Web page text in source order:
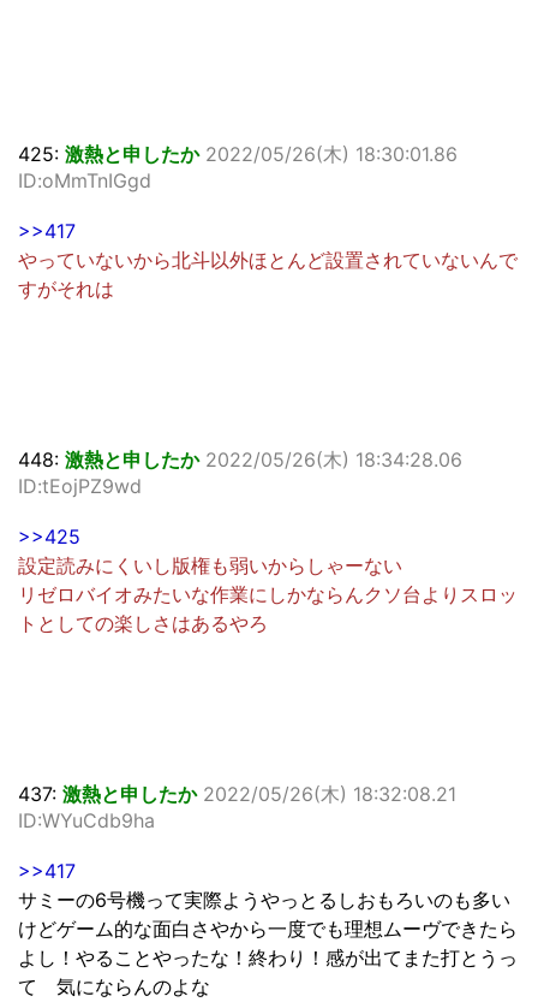
425: 激熱と申したか 2022/05/26(木) 18:30:01.86
ID:oMmTnIGgd
>>417
やっていないから北斗以外ほとんど設置されていないんで
すがそれは
448: 激熱と申したか 2022/05/26(木) 18:34:28.06
ID:tEojPZ9wd
>>425
設定読みにくいし版権も弱いからしゃーない
リゼロバイオみたいな作業にしかならんクソ台よりスロッ
トとしての楽しさはあるやろ
437: 激熱と申したか 2022/05/26(木) 18:32:08.21
ID:WYuCdb9ha
>>417
サミーの6号機って実際ようやっとるしおもろいのも多い
けどゲーム的な面白さやから一度でも理想ムーヴできたら
よし！やることやったな！終わり！感が出てまた打とうっ
て 気にならんのよな